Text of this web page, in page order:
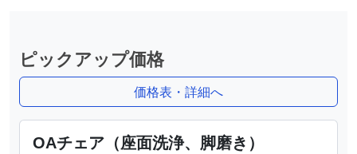
ピックアップ価格
価格表・詳細へ
OAチェア（座面洗浄、脚磨き）